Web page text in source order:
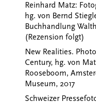
Reinhard Matz:
hg. von Bernd
Buchhandlung
(Rezension folgt)
New Realities.
Century, hg. von
Rooseboom,
Museum, 2017
Schweizer